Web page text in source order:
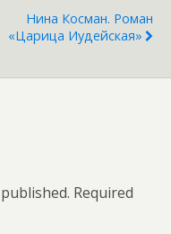
Нина Косман. Роман
«Царица Иудейская»
Required